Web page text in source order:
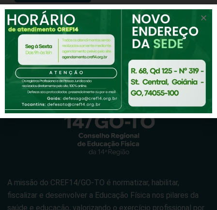
A missão do CREF14/GO-TO é normatizar, habilitar,
fiscalizar e desenvolver a Educação Física nos pilares da
saúde e educação, valorizando o exercício profissional por